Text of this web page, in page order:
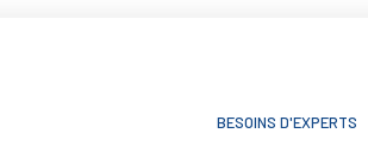
BESOINS D'EXPERTS